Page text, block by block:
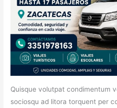
Quisque volutpat condimentum
sociosqu ad litora torquent per